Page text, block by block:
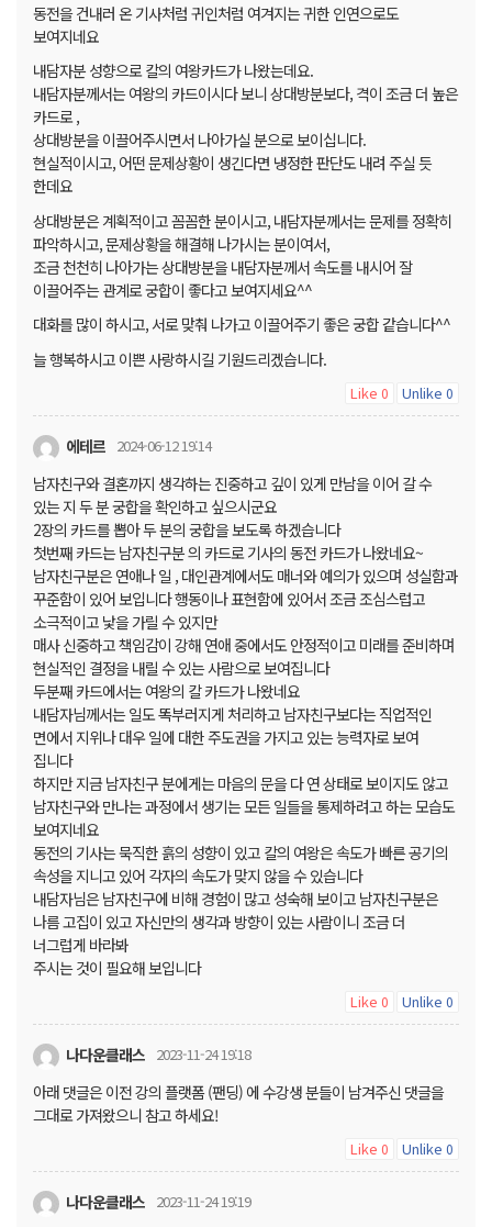
동전을 건내러 온 기사처럼 귀인처럼 여겨지는 귀한 인연으로도
보여지네요
내담자분 성향으로 칼의 여왕카드가 나왔는데요.
내담자분께서는 여왕의 카드이시다 보니 상대방분보다, 격이 조금 더 높은
카드로 ,
상대방분을 이끌어주시면서 나아가실 분으로 보이십니다.
현실적이시고, 어떤 문제상황이 생긴다면 냉정한 판단도 내려 주실 듯
한데요
상대방분은 계획적이고 꼼꼼한 분이시고, 내담자분께서는 문제를 정확히
파악하시고, 문제상황을 해결해 나가시는 분이여서,
조금 천천히 나아가는 상대방분을 내담자분께서 속도를 내시어 잘
이끌어주는 관계로 궁합이 좋다고 보여지세요^^
대화를 많이 하시고, 서로 맞춰 나가고 이끌어주기 좋은 궁합 같습니다^^
늘 행복하시고 이쁜 사랑하시길 기원드리겠습니다.
Like 0 Unlike 0
에테르 2024-06-12 19:14
남자친구와 결혼까지 생각하는 진중하고 깊이 있게 만남을 이어 갈 수
있는 지 두 분 궁합을 확인하고 싶으시군요
2장의 카드를 뽑아 두 분의 궁합을 보도록 하겠습니다
첫번째 카드는 남자친구분 의 카드로 기사의 동전 카드가 나왔네요~
남자친구분은 연애나 일 , 대인관계에서도 매너와 예의가 있으며 성실함과
꾸준함이 있어 보입니다 행동이나 표현함에 있어서 조금 조심스럽고
소극적이고 낯을 가릴 수 있지만
매사 신중하고 책임감이 강해 연애 중에서도 안정적이고 미래를 준비하며
현실적인 결정을 내릴 수 있는 사람으로 보여집니다
두분째 카드에서는 여왕의 칼 카드가 나왔네요
내담자님께서는 일도 똑부러지게 처리하고 남자친구보다는 직업적인
면에서 지위나 대우 일에 대한 주도권을 가지고 있는 능력자로 보여
집니다
하지만 지금 남자친구 분에게는 마음의 문을 다 연 상태로 보이지도 않고
남자친구와 만나는 과정에서 생기는 모든 일들을 통제하려고 하는 모습도
보여지네요
동전의 기사는 묵직한 흙의 성향이 있고 칼의 여왕은 속도가 빠른 공기의
속성을 지니고 있어 각자의 속도가 맞지 않을 수 있습니다
내담자님은 남자친구에 비해 경험이 많고 성숙해 보이고 남자친구분은
나름 고집이 있고 자신만의 생각과 방향이 있는 사람이니 조금 더
너그럽게 바라봐
주시는 것이 필요해 보입니다
Like 0 Unlike 0
나다운클래스 2023-11-24 19:18
아래 댓글은 이전 강의 플랫폼 (팬딩) 에 수강생 분들이 남겨주신 댓글을
그대로 가져왔으니 참고 하세요!
Like 0 Unlike 0
나다운클래스 2023-11-24 19:19